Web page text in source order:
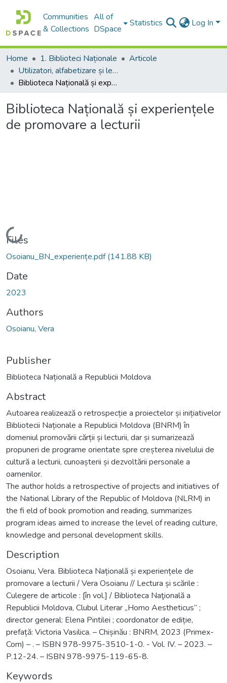
Communities
& Collections
All of
DSpace
Statistics Log In
Home 1. Biblioteci Naționale
Articole
Utilizatori, alfabetizare și lectură
Biblioteca Națională și experiențele de promovare a lecturii
Biblioteca Națională și experiențele
de promovare a lecturii
Loading...
Files
Osoianu_BN_experiențe.pdf(141.88 KB)
Date
2023
Authors
Osoianu, Vera
Publisher
Biblioteca Națională a Republicii Moldova
Abstract
Autoarea realizează o retrospecție a proiectelor și inițiativelor
Bibliotecii Naționale a Republicii Moldova (BNRM) în
domeniul promovării cărții și lecturii, dar și sumarizează
propuneri de programe orientate spre creșterea nivelului de
cultură a lecturii, cunoașterii și dezvoltării personale a
oamenilor.
The author holds a retrospective of projects and initiatives of
the National Library of the Republic of Moldova (NLRM) in
the fi eld of book promotion and reading, summarizes
program ideas aimed to increase the level of reading culture,
knowledge and personal development skills.
Description
Osoianu, Vera. Biblioteca Națională și experiențele de
promovare a lecturii / Vera Osoianu // Lectura și scările :
Culegere de articole : [în vol.] / Biblioteca Naţională a
Republicii Moldova, Clubul Literar „Homo Aestheticus” ;
director general: Elena Pintilei ; coordonator de ediție,
prefață: Victoria Vasilica. – Chișinău : BNRM, 2023 (Primex-
Com) – . – ISBN 978-9975-3510-1-0. - Vol. IV. – 2023. –
P.12-24. – ISBN 978-9975-119-65-8.
Keywords